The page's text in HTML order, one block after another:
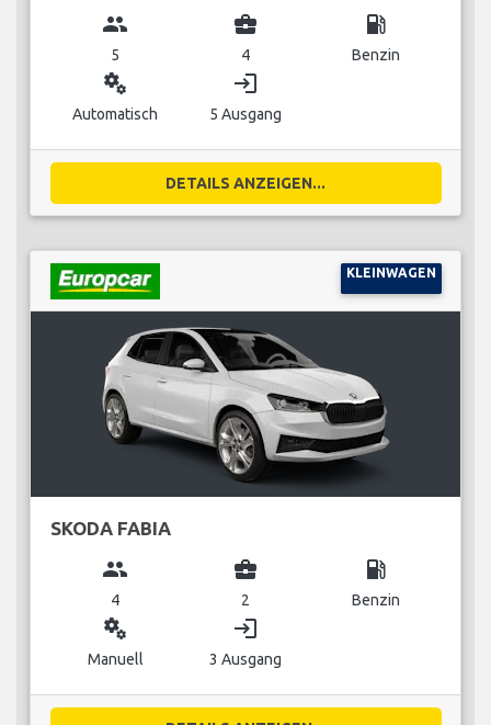
group
5
business_center
4
local_gas_station
Benzin
miscellaneous_services
Automatisch
login
5 Ausgang
DETAILS ANZEIGEN...
KLEINWAGEN
SKODA FABIA
group
4
business_center
2
local_gas_station
Benzin
miscellaneous_services
Manuell
login
3 Ausgang